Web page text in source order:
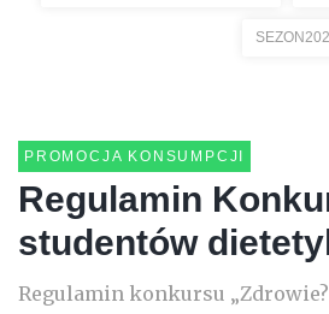
PROMOCJA KONSUMPCJI
Regulamin
studentów
Regulamin konkursu